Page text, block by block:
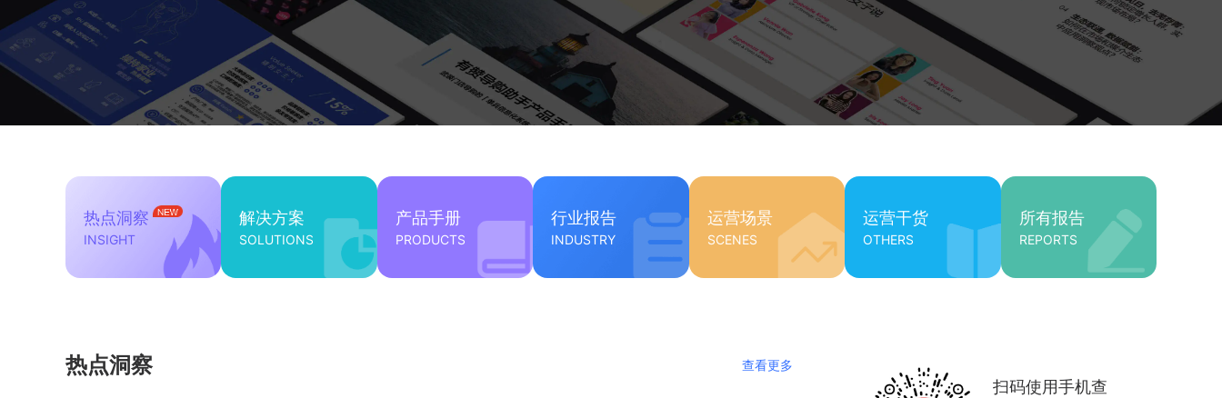
热点洞察
INSIGHT
解决方案
SOLUTIONS
产品手册
PRODUCTS
行业报告
INDUSTRY
运营场景
SCENES
运营干货
OTHERS
所有报告
REPORTS
热点洞察 查看更多
扫码使用手机查